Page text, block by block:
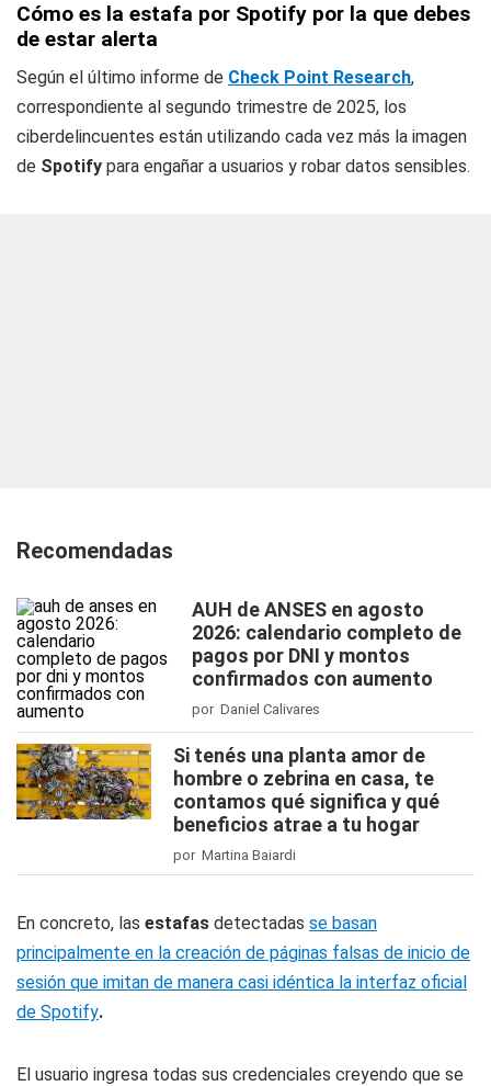
Cómo es la estafa por Spotify por la que debes
de estar alerta
Según el último informe de Check Point Research,
correspondiente al segundo trimestre de 2025, los
ciberdelincuentes están utilizando cada vez más la imagen
de Spotify para engañar a usuarios y robar datos sensibles.
Recomendadas
AUH de ANSES en agosto
2026: calendario completo de
pagos por DNI y montos
confirmados con aumento
por Daniel Calivares
Si tenés una planta amor de
hombre o zebrina en casa, te
contamos qué significa y qué
beneficios atrae a tu hogar
por Martina Baiardi
En concreto, las estafas detectadas se basan
principalmente en la creación de páginas falsas de inicio de
sesión que imitan de manera casi idéntica la interfaz oficial
de Spotify.
El usuario ingresa todas sus credenciales creyendo que se